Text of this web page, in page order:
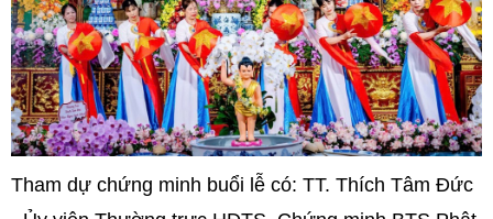
Tham dự chứng minh buổi lễ có: TT. Thích Tâm Đức